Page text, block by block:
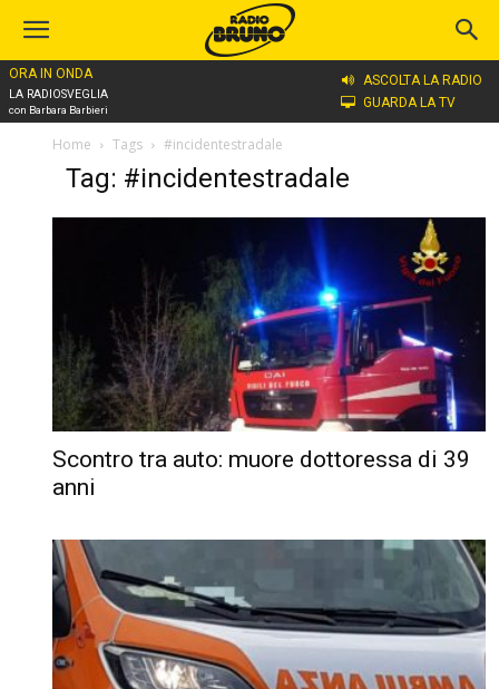
ORA IN ONDA
LA RADIOSVEGLIA
con Barbara Barbieri
ASCOLTA LA RADIO
GUARDA LA TV
Home Tags #incidentestradale
Tag: #incidentestradale
Scontro tra auto: muore dottoressa di 39
anni